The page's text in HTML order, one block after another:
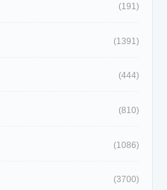
(191)
(1391)
(444)
(810)
(1086)
(3700)